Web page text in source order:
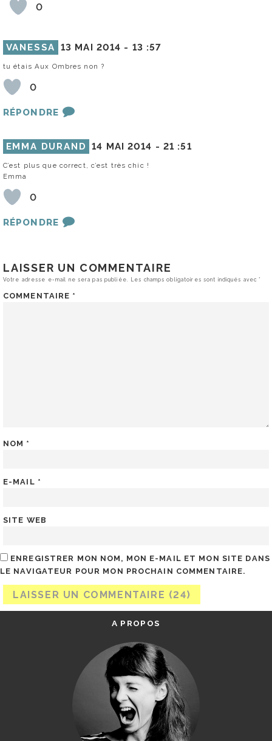
0
VANESSA 13 MAI 2014 - 13 :57
tu étais Aux Ombres non ?
0
RÉPONDRE
EMMA DURAND 14 MAI 2014 - 21 :51
C’est plus que correct, c’est très chic !
Emma
0
RÉPONDRE
LAISSER UN COMMENTAIRE
Votre adresse e-mail ne sera pas publiée. Les champs obligatoires sont indiqués avec*
COMMENTAIRE *
NOM *
E-MAIL *
SITE WEB
ENREGISTRER MON NOM, MON E-MAIL ET MON SITE DANS
LE NAVIGATEUR POUR MON PROCHAIN COMMENTAIRE.
A PROPOS